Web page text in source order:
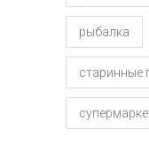
рыбалка
старинные